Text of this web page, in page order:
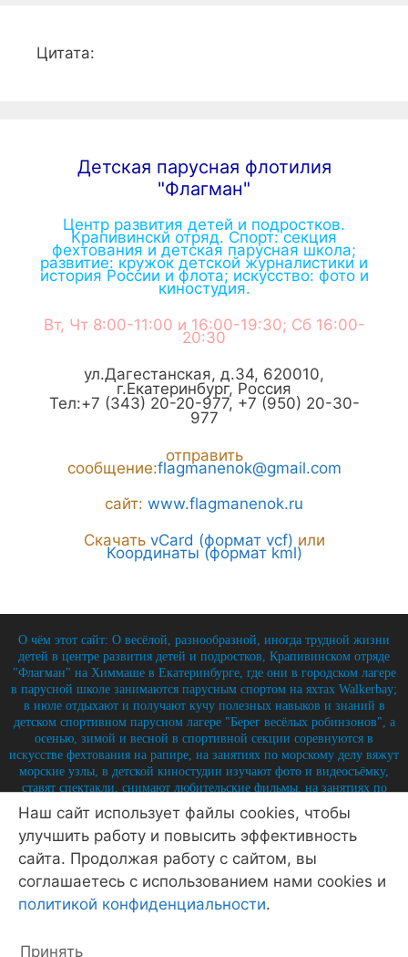
Цитата:
Детская парусная флотилия
"Флагман"
Центр развития детей и подростков.
Крапивинскй отряд. Спорт: секция
фехтования и детская парусная школа;
развитие: кружок детской журналистики и
история России и флота; искусство: фото и
киностудия.
Вт, Чт 8:00-11:00 и 16:00-19:30; Сб 16:00-
20:30
ул.Дагестанская, д.34, 620010,
г.Екатеринбург, Россия
Тел:+7 (343) 20-20-977, +7 (950) 20-30-
977
отправить
сообщение:flagmanenok@gmail.com
сайт: www.flagmanenok.ru
Скачать vCard (формат vcf) или
Координаты (формат kml)
О чём этот сайт: О весёлой, разнообразной, иногда трудной жизни
детей в центре развития детей и подростков, Крапивинском отряде
"Флагман" на Химмаше в Екатеринбурге, где они в городском лагере
в парусной школе занимаются парусным спортом на яхтах Walkerbay;
в июле отдыхают и получают кучу полезных навыков и знаний в
детском спортивном парусном лагере "Берег весёлых робинзонов", а
осенью, зимой и весной в спортивной секции соревнуются в
искусстве фехтования на рапире, на занятиях по морскому делу вяжут
морские узлы, в детской киностудии изучают фото и видеосъёмку,
ставят спектакли, снимают любительские фильмы, на занятиях по
истории углубляют свои знания по историю России и флота, и
круглый год на занятиях по детской журналистике практикуются в
написании заметок, репортажей, интервью, выпуская стен-газету и
выкладывая лучшие материалы на отрядный сайт.
© 2026 Крапивинский отряд Флагман - детский центр
Екатеринбург• Создано вGeneratePress
Наш сайт использует файлы cookies, чтобы
улучшить работу и повысить эффективность
сайта. Продолжая работу с сайтом, вы
соглашаетесь с использованием нами cookies и
политикой конфиденциальности.
Принять